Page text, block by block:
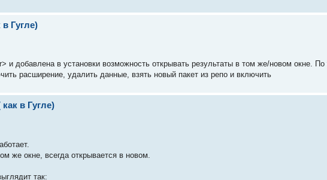
Гугле)
и добавлена в установки возможность открывать результаты в том же/новом окне.
расширение, удалить данные, взять новый пакет из репо и включить
в Гугле)
же окне, всегда открывается в новом.
так: